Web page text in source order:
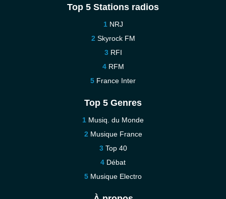
Top 5 Stations radios
NRJ
Skyrock FM
RFI
RFM
France Inter
Top 5 Genres
Musiq. du Monde
Musique France
Top 40
Débat
Musique Electro